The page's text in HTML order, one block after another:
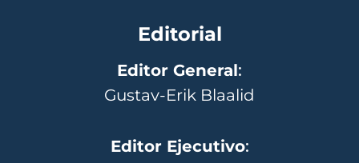
Editorial
Editor General:
Gustav-Erik Blaalid
Editor Ejecutivo: